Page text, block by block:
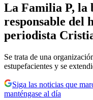
La Familia P, la
responsable del
periodista
Se trata de una
estupefacientes y se
Siga las noticias que
manténgase al día